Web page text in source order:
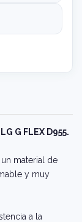
LG G FLEX D955.
material de
y muy
a la